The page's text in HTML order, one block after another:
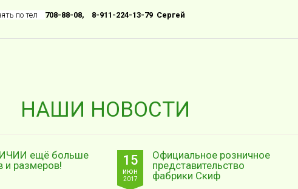
по тел 708-88-08, 8-911-224-13-79 Сергей
НАШИ НОВОСТИ
ещё больше
и размеров!
15
июн
2017
Официальное розничное
представительство
фабрики Скиф